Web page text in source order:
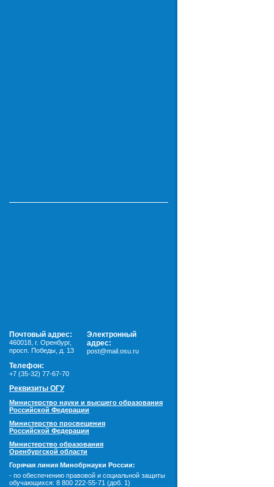
Почтовый адрес:
460018 г. Оренбург,
просп. Победы, д. 13
Электронный
адрес:
post@mail.osu.ru
Телефон:
+7 (35-32) 77-67-70
Реквизиты ОГУ
Министерство науки и высшего образования
Российской Федерации
Министерство просвещения
Российской Федерации
Министерство образования
Оренбургской области
Горячая линия Минобрнауки России:
- по обеспечению правовой и социальной защиты
обучающихся: 8 800 222-55-71 (доб. 1)